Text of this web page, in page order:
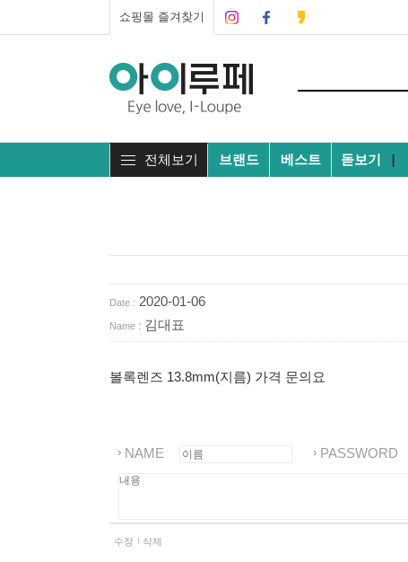
쇼핑몰 즐겨찾기
전체보기 브랜드 베스트 돋보기
Date : 2020-01-06
Name : 김대표
볼록렌즈 13.8mm(지름) 가격 문의요
NAME PASSWORD
수정 삭제